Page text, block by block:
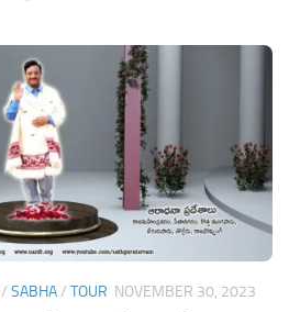
/ SABHA/ TOUR NOVEMBER 30, 2023